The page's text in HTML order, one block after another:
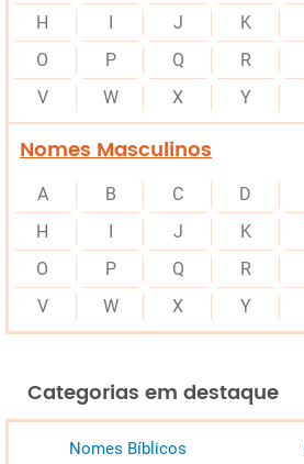
H
I J K
O
P Q R
V
W X Y
Nomes Masculinos
A B C D
H
I J K
O
P Q R
V
W X Y
Categorias em destaque
Nomes Bíblicos